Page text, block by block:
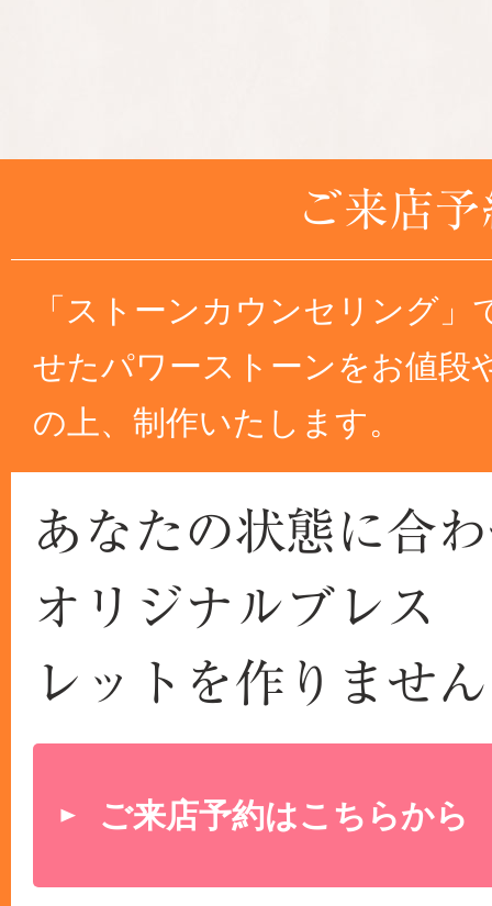
ご来店予
「ストーンカウンセリング」
せたパワーストーンをお値段
の上、制作いたします。
あなたの状態に合
オリジナルブレス
レットを作りませ
ご来店予約はこちらから